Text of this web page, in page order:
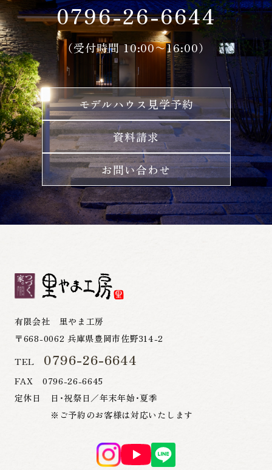
0796-26-6644
（受付時間 10:00〜16:00）
モデルハウス見学予約
資料請求
お問い合わせ
有限会社 里やま工房
〒668-0062 兵庫県豊岡市佐野314-2
TEL 0796-26-6644
FAX 0796-26-6645
定休日 日・祝祭日／年末年始・夏季
※ご予約のお客様は対応いたします